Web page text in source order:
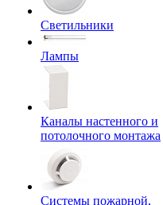
Светильники
Лампы
Каналы настенного и
потолочного монтажа
Системы пожарной,